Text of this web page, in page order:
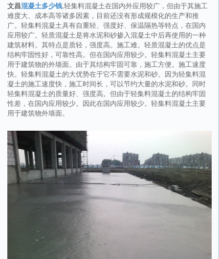
文昌混凝土多少钱,轻集料混凝土在国内外应用较广，但由于其施工
难度大、成本高等诸多因素，目前还没有形成规模化的生产和推
广。轻集料混凝土具有自重轻、强度好、保温隔热等特点，在国内
应用较广。轻质混凝土是将水泥和砂掺入混凝土中后再使用的一种
建筑材料。其特点是质轻，强度高。施工难。轻质混凝土的优点是
结构牢固性好，可靠性高。但在国内应用较少。轻集料混凝土主要
用于建筑物的外墙面。由于其结构牢固可靠，施工方便。施工速度
快。轻集料混凝土的大优势在于它不需要水泥和砂。因为轻集料混
凝土的施工速度快，施工时间长，可以节约大量的水泥和砂。同时
轻集料混凝土的质量好、强度高。但由于轻集料混凝土的结构牢固
性差，在国内应用较少。因此在国内应用较少。轻集料混凝土主要
用于建筑物外墙面。